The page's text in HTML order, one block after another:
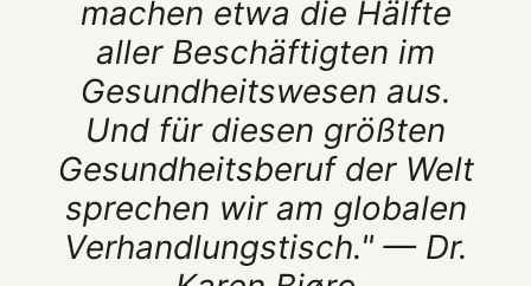
machen etwa die Hälfte
aller Beschäftigten im
Gesundheitswesen aus.
Und für diesen größten
Gesundheitsberuf der Welt
sprechen wir am globalen
Verhandlungstisch." — Dr.